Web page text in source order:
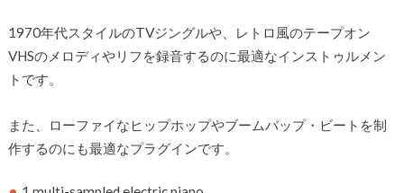
1970年代スタイルのTVジングルや、レトロ風のテープオン
VHSのメロディやリフを録音するのに最適なインストゥルメン
トです。
また、ローファイなヒップホップやブームバップ・ビートを制
作するのにも最適なプラグインです。